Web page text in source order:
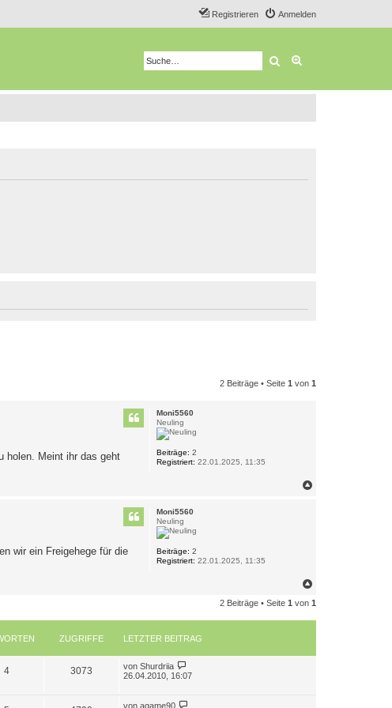
Anmelden
Registrieren
Suche
2 Beiträge • Seite 1 von 1
Moni5560
Neuling
Beiträge: 2
Registriert: 22.01.2025, 11:35
holen. Meint ihr das geht
Moni5560
Neuling
Beiträge: 2
Registriert: 22.01.2025, 11:35
wir ein Freigehege für die
c
2 Beiträge • Seite 1 von 1
ZUGRIFFE LETZTER BEITRAG
4A
3073
L
e
t
von Shurdriia
26.04.2010, 16:07
L
von agame90